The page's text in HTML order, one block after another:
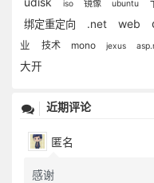
iso 镜像 ubuntu
绑定重定向 .net web
业
技术 mono jexus
大开
近期评论
匿名
感谢